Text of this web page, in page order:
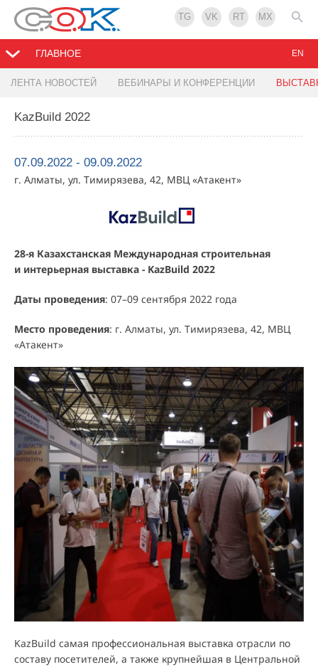
TG VK RT MX
ГЛАВНОЕ
ЛЕНТА НОВОСТЕЙ ВЕБИНАРЫ И КОНФЕРЕНЦИИ
EN
KazBuild 2022
07.09.2022 - 09.09.2022
г. Алматы, ул. Тимирязева, 42, МВЦ «Атакент»
28-я Казахстанская Международная строительная
и интерьерная выставка - KazBuild 2022
Даты проведения: 07–09 сентября 2022 года
Место проведения: г. Алматы, ул. Тимирязева, 42, МВЦ
«Атакент»
KazBuild самая профессиональная выставка отрасли по
составу посетителей, а также крупнейшая в Центральной